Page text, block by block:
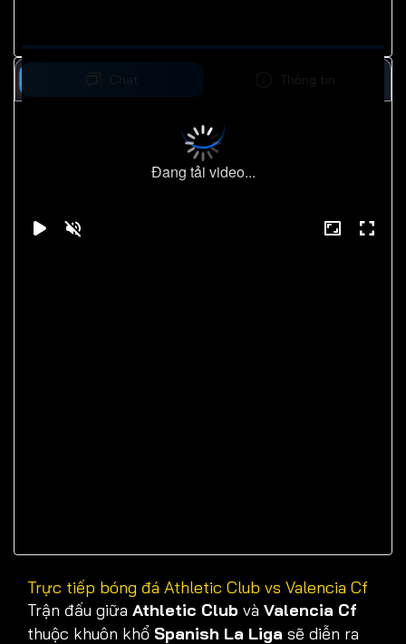
Đang tải video...
Chat Thông tin
Trực tiếp bóng đá Athletic Club vs Valencia Cf
Trận đấu giữa Athletic Club và Valencia Cf
thuộc khuôn khổ Spanish La Liga sẽ diễn ra